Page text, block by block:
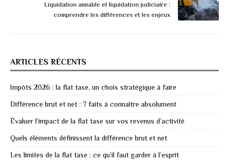
Liquidation amiable et liquidation judiciaire :
comprendre les différences et les enjeux
ARTICLES RÉCENTS
Impôts 2026 : la flat taxe, un choix stratégique à faire
Différence brut et net : 7 faits à connaître absolument
Évaluer l’impact de la flat taxe sur vos revenus d’activité
Quels éléments définissent la différence brut et net
Les limites de la flat taxe : ce qu’il faut garder à l’esprit